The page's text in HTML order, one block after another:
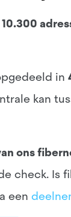
10.300
in
kan
ons
check. Is
een